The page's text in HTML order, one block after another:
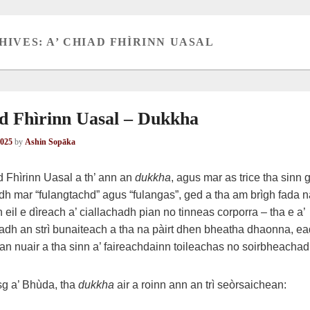
A’ CHIAD FHÌRINN UASAL
Fhìrinn Uasal – Dukkha
by Ashin Sopāka
Fhìrinn Uasal a th’ ann an dukkha, agus mar as trice tha sinn
mar “fulangtachd” agus “fulangas”, ged a tha am brìgh fada
eil e dìreach a’ ciallachadh pian no tinneas corporra – tha e a’
an strì bunaiteach a tha na pàirt dhen bheatha dhaonna,
nuair a tha sinn a’ faireachdainn toileachas no
a’ Bhùda, tha dukkha air a roinn ann an trì seòrsaichean: